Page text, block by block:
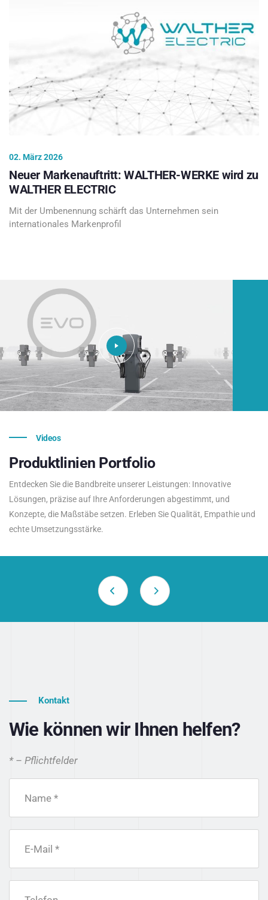
02. März 2026
Neuer Markenauftritt: WALTHER-WERKE wird zu
WALTHER ELECTRIC
Mit der Umbenennung schärft das Unternehmen sein
internationales Markenprofil
Videos
Produktlinien Portfolio
Entdecken Sie die Bandbreite unserer Leistungen: Innovative
Lösungen, präzise auf Ihre Anforderungen abgestimmt, und
Konzepte, die Maßstäbe setzen. Erleben Sie Qualität, Empathie und
echte Umsetzungsstärke.
Kontakt
Wie können wir Ihnen helfen?
* – Pflichtfelder
Name *
E-Mail *